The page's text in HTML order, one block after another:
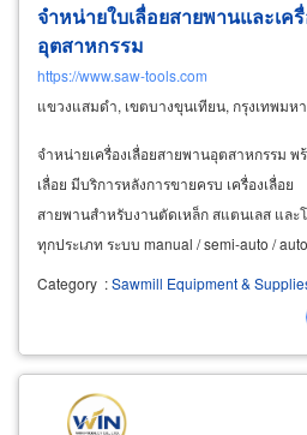
จำหน่ายใบเลื่อยสายพานและเครื่
อุตสาหกรรม
https://www.saw-tools.com
แขวงแสมดำ, เขตบางขุนเทียน, กรุงเทพมห
จำหน่ายเครื่องเลื่อยสายพานอุตสาหกรรม พ
เลื่อย มีบริการหลังการขายครบ เครื่องเลื่อย
สายพานสำหรับงานตัดเหล็ก สแตนเลส และ
ทุกประเภท ระบบ manual / semi-auto / auto
สายพานตัดเหล็ก (m42 / m51 bi-metal) ท
Category :Sawmill Equipment &